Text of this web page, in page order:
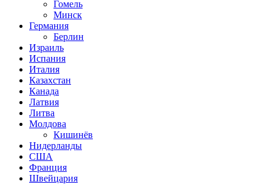
Гомель
Минск
Германия
Берлин
Израиль
Испания
Италия
Казахстан
Канада
Латвия
Литва
Молдова
Кишинёв
Нидерланды
США
Франция
Швейцария